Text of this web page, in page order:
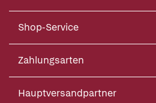
Shop-Service
Zahlungsarten
Hauptversandpartner